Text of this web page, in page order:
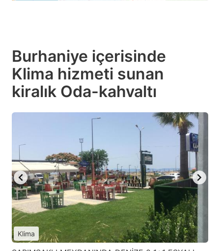
Burhaniye içerisinde
Klima hizmeti sunan
kiralık Oda-kahvaltı
Klima